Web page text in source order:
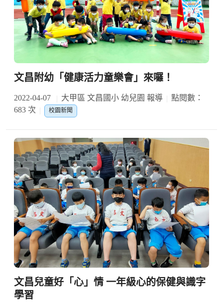
文昌附幼「健康活力童樂會」來囉！
2022-04-07 大甲區 文昌國小 幼兒園 報導
點閱數：
683 次
校園新聞
文昌兒童好「心」情 一年級心的保健與識字
學習